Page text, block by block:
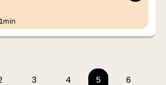
1min
3 4 5 6